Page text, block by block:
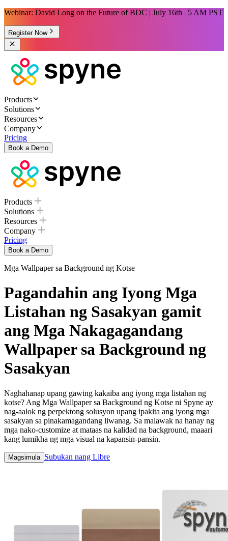
Webinar: David Long on the Future of BDC | July 16th | 5 AM PST
Register Now
Products
Solutions
Resources
Company
Pricing
Book a Demo
Products
Solutions
Resources
Company
Pricing
Book a Demo
Mga Wallpaper sa Background ng Kotse
Pagandahin ang Iyong Mga
Listahan ng Sasakyan gamit
ang Mga Nakagagandang
Wallpaper sa Background ng
Sasakyan
Naghahanap upang gawing kakaiba ang iyong mga listahan ng
kotse? Ang Mga Wallpaper sa Background ng Kotse ni Spyne ay
nag-aalok ng perpektong solusyon upang ipakita ang iyong mga
sasakyan sa pinakamagandang liwanag. Sa malawak na hanay ng
mga nako-customize at mataas na kalidad na background, maaari
kang lumikha ng mga visual na kapansin-pansin.
Magsimula Subukan nang Libre